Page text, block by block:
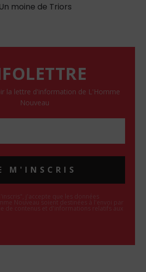
Un moine de Triors
la lettre d'information de L'Homme
Nouveau
M'INSCRIS
j'accepte que les données
Nouveau soient destinées à l'envoi par
de contenus et d'informations relatifs aux